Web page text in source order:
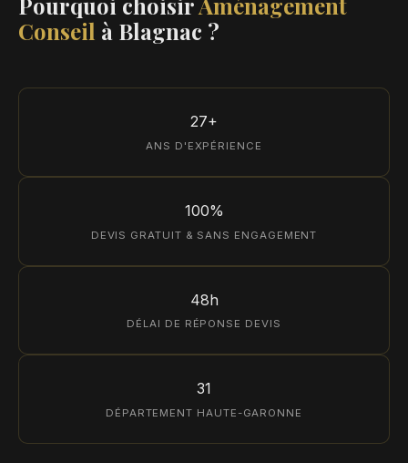
Conseil à Blagnac ?
27+
ANS D'EXPÉRIENCE
100%
DEVIS GRATUIT & SANS ENGAGEMENT
48h
DÉLAI DE RÉPONSE DEVIS
31
DÉPARTEMENT HAUTE-GARONNE